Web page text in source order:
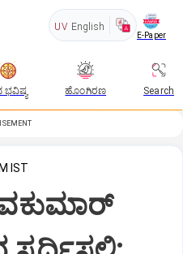
UV English
E-Paper
ಭವಿಷ್ಯ ಹೊಂಗಿರಣ Search
IST